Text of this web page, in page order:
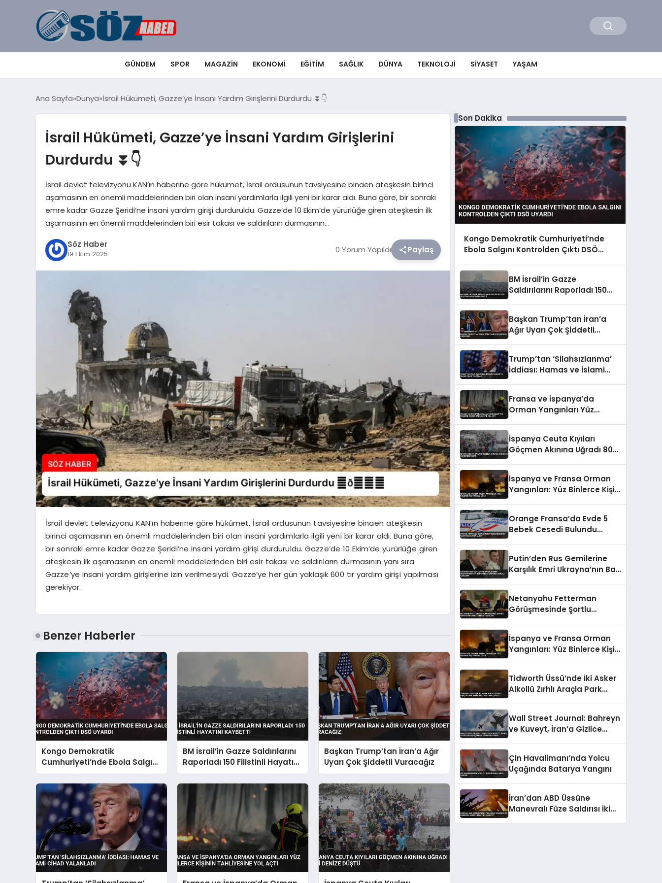
GÜNDEM SPOR MAGAZIN EKONOMI EĞITIM SAĞLIK DÜNYA TEKNOLOJI SIYASET YAŞAM
Ana Sayfa Dünya İsrail Hükümeti, Gazze’ye İnsani Yardım Girişlerini Durdurdu ⏬👇
İsrail Hükümeti, Gazze’ye İnsani Yardım Girişlerini
Durdurdu ⏬👇
İsrail devlet televizyonu KAN’ın haberine göre hükümet, İsrail ordusunun tavsiyesine binaen ateşkesin birinci
aşamasının en önemli maddelerinden biri olan insani yardımlarla ilgili yeni bir karar aldı. Buna göre, bir sonraki
emre kadar Gazze Şeridi’ne insani yardım girişi durduruldu. Gazze’de 10 Ekim’de yürürlüğe giren ateşkesin ilk
aşamasının en önemli maddelerinden biri esir takası ve saldırıların durmasının…
Söz Haber
19 Ekim 2025 0 Yorum Yapıldı Paylaş
İsrail devlet televizyonu KAN’ın haberine göre hükümet, İsrail ordusunun tavsiyesine binaen ateşkesin
birinci aşamasının en önemli maddelerinden biri olan insani yardımlarla ilgili yeni bir karar aldı. Buna göre,
bir sonraki emre kadar Gazze Şeridi’ne insani yardım girişi durduruldu. Gazze’de 10 Ekim’de yürürlüğe giren
ateşkesin ilk aşamasının en önemli maddelerinden biri esir takası ve saldırıların durmasının yanı sıra
Gazze’ye insani yardım girişlerine izin verilmesiydi. Gazze’ye her gün yaklaşık 600 tır yardım girişi yapılması
gerekiyor.
Benzer Haberler
Kongo Demokratik
Cumhuriyeti’nde Ebola Salgını
Kontrolden Çıktı DSÖ Uyardı
BM İsrail’in Gazze Saldırılarını
Raporladı 150 Filistinli Hayatını
Kaybetti
Başkan Trump’tan İran’a Ağır
Uyarı Çok Şiddetli Vuracağız
Son Dakika
Kongo Demokratik Cumhuriyeti’nde
Ebola Salgını Kontrolden Çıktı DSÖ
BM İsrail’in Gazze
Saldırılarını Raporladı 150
Başkan Trump’tan İran’a
Ağır Uyarı Çok Şiddetli
Trump’tan ‘Silahsızlanma’
İddiası: Hamas ve İslami
Fransa ve İspanya’da
Orman Yangınları Yüz
İspanya Ceuta Kıyıları
Göçmen Akınına Uğradı 800
İspanya ve Fransa Orman
Yangınları: Yüz Binlerce Kişi
Orange Fransa’da Evde 5
Bebek Cesedi Bulundu
Putin’den Rus Gemilerine
Karşılık Emri Ukrayna’nın Batı
Netanyahu Fetterman
Görüşmesinde Şortlu
İspanya ve Fransa Orman
Yangınları: Yüz Binlerce Kişi
Tidworth Üssü’nde İki Asker
Alkollü Zırhlı Araçla Park
Wall Street Journal: Bahreyn
ve Kuveyt, İran’a Gizlice
Çin Havalimanı’nda Yolcu
Uçağında Batarya Yangını
İran’dan ABD Üssüne
Manevralı Füze Saldırısı İki